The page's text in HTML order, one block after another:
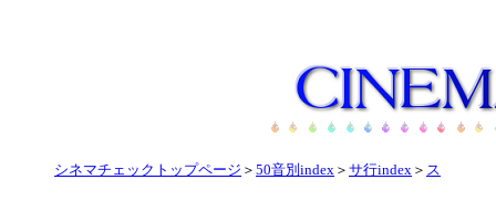
シネマチェックトップページ ＞ 50音別index ＞ サ行index ＞ ス